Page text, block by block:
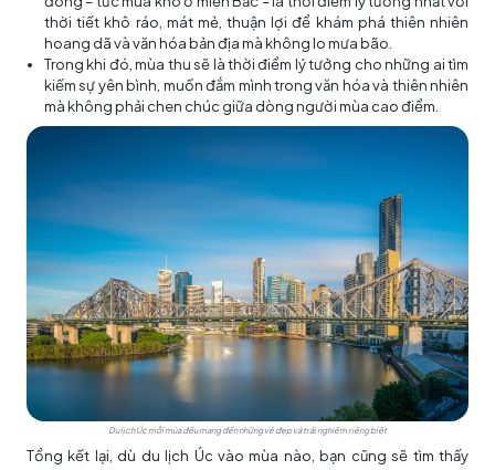
thời tiết khô ráo, mát mẻ, thuận lợi để khám phá thiên nhiên
hoang dã và văn hóa bản địa mà không lo mưa bão.
Trong khi đó, mùa thu sẽ là thời điểm lý tưởng cho những ai tìm
kiếm sự yên bình, muốn đắm mình trong văn hóa và thiên nhiên
mà không phải chen chúc giữa dòng người mùa cao điểm.
Du lịch Úc mỗi mùa đều mang đến những vẻ đẹp và trải nghiệm riêng biệt
Tổng kết lại, dù du lịch Úc vào mùa nào, bạn cũng sẽ tìm thấy